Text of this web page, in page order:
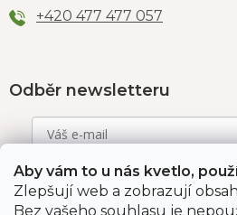
Aby vám to u nás kvetlo,
Zlepšují web a zobrazují
Bez vašeho souhlasu je
+420 477 477 057
Odběr newsletteru
Vložením e-mailu souhlasíte s
osobních údajů.